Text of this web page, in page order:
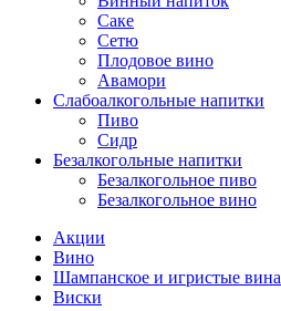
Саке
Сетю
Плодовое вино
Авамори
Слабоалкогольные напитки
Пиво
Сидр
Безалкогольные напитки
Безалкогольное пиво
Безалкогольное вино
Акции
Вино
Шампанское и игристые вина
Виски